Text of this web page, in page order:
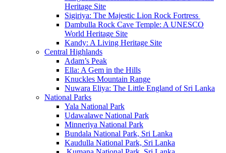
Heritage Site
Sigiriya: The Majestic Lion Rock Fortress
Dambulla Rock Cave Temple: A UNESCO
World Heritage Site
Kandy: A Living Heritage Site
Central Highlands
Adam’s Peak
Ella: A Gem in the Hills
Knuckles Mountain Range
Nuwara Eliya: The Little England of Sri Lanka
National Parks
Yala National Park
Udawalawe National Park
Minneriya National Park
Bundala National Park, Sri Lanka
Kaudulla National Park, Sri Lanka